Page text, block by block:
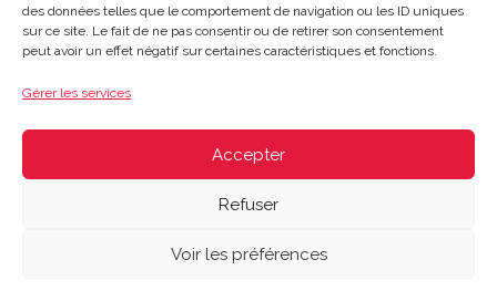
des données telles que le comportement de navigation ou les ID uniques
sur ce site. Le fait de ne pas consentir ou de retirer son consentement
peut avoir un effet négatif sur certaines caractéristiques et fonctions.
Gérer les services
Accepter
Refuser
Voir les préférences
Gosset Matériaux 2023 © Tous droits réservés |Mentions
Le samedi : 8h-12h